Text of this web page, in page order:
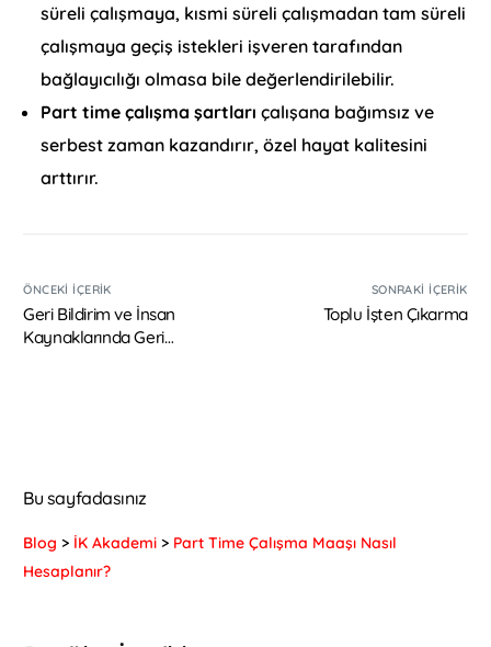
süreli çalışmaya, kısmi süreli çalışmadan tam süreli
çalışmaya geçiş istekleri işveren tarafından
bağlayıcılığı olmasa bile değerlendirilebilir.
Part time çalışma şartları çalışana bağımsız ve
serbest zaman kazandırır, özel hayat kalitesini
arttırır.
ÖNCEKI İÇERIK
Geri Bildirim ve İnsan
Kaynaklarında Geri
SONRAKI İÇERIK
Toplu İşten Çıkarma
Bu sayfadasınız
Blog > İK Akademi > Part Time Çalışma Maaşı Nasıl
Hesaplanır?